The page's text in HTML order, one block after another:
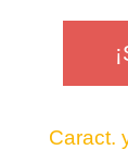
Caract.